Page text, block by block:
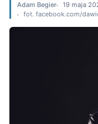
Adam Begier 19 maja
fot. facebook.com/